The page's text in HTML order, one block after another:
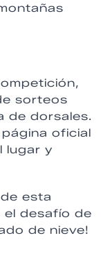
sorteos
de dorsales.
oficial
lugar y
esta
el desafío de
de nieve!